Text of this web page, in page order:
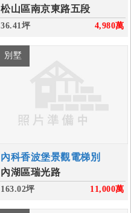
松山區南京東路五段
36.41坪 4,980萬
別墅
內科香波堡景觀電梯別
內湖區瑞光路
163.02坪 11,000萬